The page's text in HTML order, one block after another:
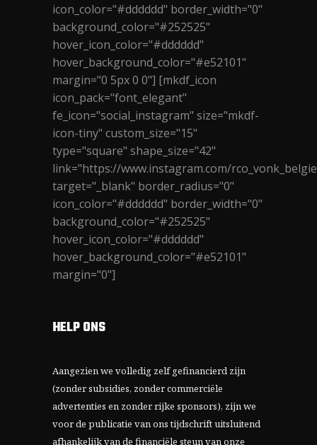
icon_color="#dddddd" border_width="0"
background_color="#252525"
hover_icon_color="#dddddd"
hover_background_color="#e52101"
margin="0 5px 0 0"] [mkdf_icon
icon_pack="font_elegant"
fe_icon="social_instagram" size="mkdf-
icon-tiny" custom_size="15"
type="square" shape_size="42"
link="https://www.instagram.com/
target="_blank" border_radius="0"
icon_color="#dddddd" border_width="0"
background_color="#252525"
hover_icon_color="#dddddd"
hover_background_color="#e52101"
margin="0"]
HELP ONS
Aangezien we volledig zelf gefinancierd zijn
(zonder subsidies, zonder commerciële
advertenties en zonder rijke sponsors), zijn we
voor de publicatie van ons tijdschrift uitsluitend
afhankelijk van de financiële steun van onze